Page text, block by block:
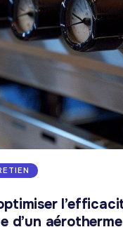
d’un